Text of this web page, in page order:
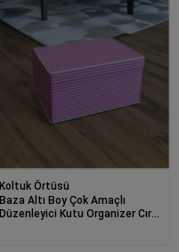
Koltuk Örtüsü
Baza Altı Boy Çok Amaçlı
Düzenleyici Kutu Organizer Cırt